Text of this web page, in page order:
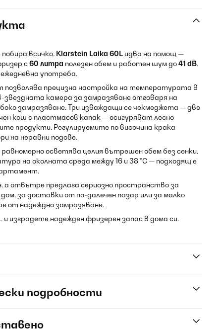
всичко, Klarstein Laika 60L идва на помощ —
с60 литра полезен обем и работен шум до41 dB.
ежедневна употреба.
прецизна настройка на температурата в
звездната камера за замразяване отговаря на
замразяване. Три изваждащи се чекмеджета — две
кош с пластмасов капак — осигуряват лесно
продукти. Регулируемите по височина крака
на неравни подове.
осветява целия вътрешен обем без сенки.
на околната среда между 16 и 38 °C — подходящ е
а отвътре предлага сериозно пространство за
за доставки от по-далечен пазар или за малко
от надеждно замразяване.
изградете надежден фризерен запас в дома си.
подробности